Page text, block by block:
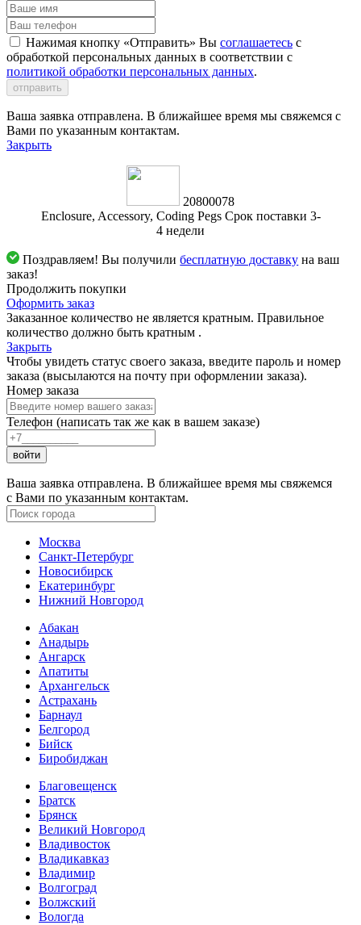
Нажимая кнопку «Отправить» Вы соглашаетесь с
обработкой персональных данных в соответствии с
политикой обработки персональных данных.
отправить
Ваша заявка отправлена. В ближайшее время мы свяжемся с
Вами по указанным контактам.
Закрыть
20800078
Enclosure, Accessory, Coding Pegs Срок поставки 3-
4 недели
Поздравляем! Вы получилибесплатную доставку на ваш
заказ!
Продолжить покупки
Оформить заказ
Заказанное количество не является кратным. Правильное
количество должно быть кратным .
Закрыть
Чтобы увидеть статус своего заказа, введите пароль и номер
заказа (высылаются на почту при оформлении заказа).
Номер заказа
Телефон (написать так же как в вашем заказе)
войти
Ваша заявка отправлена. В ближайшее время мы свяжемся
с Вами по указанным контактам.
Москва
Санкт-Петербург
Новосибирск
Екатеринбург
Нижний Новгород
Абакан
Анадырь
Ангарск
Апатиты
Архангельск
Астрахань
Барнаул
Белгород
Бийск
Биробиджан
Благовещенск
Братск
Брянск
Великий Новгород
Владивосток
Владикавказ
Владимир
Волгоград
Волжский
Вологда